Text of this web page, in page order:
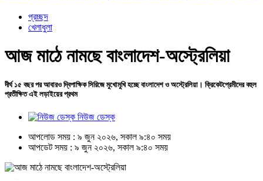
প্রচ্ছদ
খেলাধুলা
আজ মাঠে নামছে বাংলাদেশ-অস্ট্রেলিয়া
দীর্ঘ ১৫ বছর পর আবারও দ্বিপাক্ষিক সিরিজে মুখোমুখি হচ্ছে বাংলাদেশ ও অস্ট্রেলিয়া। ক্রিকেটপ্রেমীদের বহুল
প্রতীক্ষিত এই লড়াইয়ের প্রথম
নিউজ ডেস্ক
আপলোড সময় : ৯ জুন ২০২৬, সকাল ৯:৪০ সময়
আপডেট সময় : ৯ জুন ২০২৬, সকাল ৯:৪০ সময়